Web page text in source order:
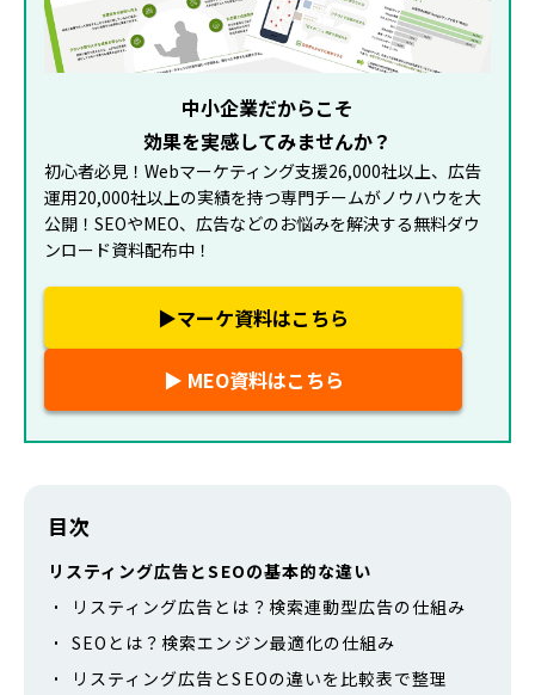
中小企業だからこそ
効果を実感してみませんか？
初心者必見！Webマーケティング支援26,000社以上、広告
運用20,000社以上の実績を持つ専門チームがノウハウを大
公開！SEOやMEO、広告などのお悩みを解決する無料ダウ
ンロード資料配布中！
▶マーケ資料はこちら
▶ MEO資料はこちら
目次
リスティング広告とSEOの基本的な違い
リスティング広告とは？検索連動型広告の仕組み
SEOとは？検索エンジン最適化の仕組み
リスティング広告とSEOの違いを比較表で整理